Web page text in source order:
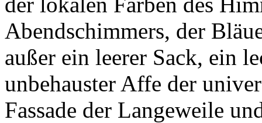
Abendschimmers, der
außer ein leerer Sack, ein
unbehauster Affe der
Fassade der Langeweile